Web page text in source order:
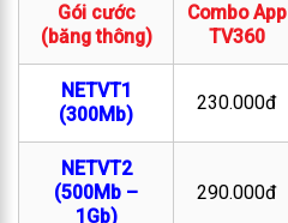
Gói cước
(băng thông)
Combo App
TV360
NETVT1
(300Mb)
230.000đ
NETVT2
(500Mb –
1Gb)
290.000đ